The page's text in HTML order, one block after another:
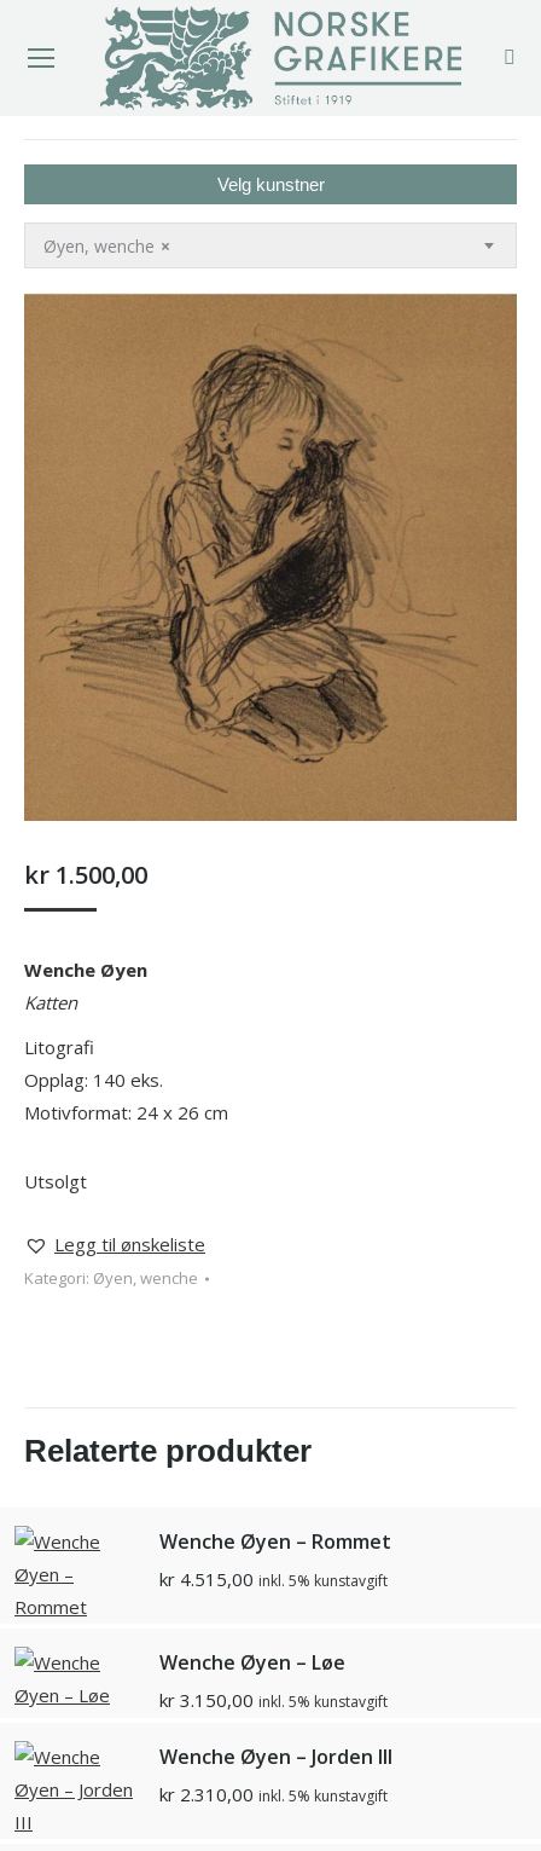
Velg kunstner
×
Øyen, wenche
kr 1.500,00
Wenche Øyen
Katten
Litografi
Opplag: 140 eks.
Motivformat: 24 x 26 cm
Utsolgt
Legg til ønskeliste
Kategori: Øyen, wenche
Relaterte produkter
Wenche Øyen – Rommet
kr 4.515,00 inkl. 5% kunstavgift
Wenche Øyen – Løe
kr 3.150,00 inkl. 5% kunstavgift
Wenche Øyen – Jorden III
kr 2.310,00 inkl. 5% kunstavgift